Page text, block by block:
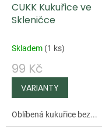
o
d
u
k
ů
CUKK Kukuřice ve
Skleničce
Skladem (1 ks)
99 Kč
Oblíbená kukuřice bez...